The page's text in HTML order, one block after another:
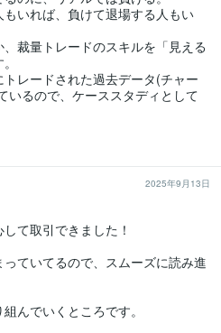
もいれば、負けて退場する人もい
裁量トレードのスキルを「見える
レードされた過去データ(チャー
いるので、ケーススタディとして
2025年9月13日
て取引できました！
ていてるので、スムーズに読み進
んでいくところです。